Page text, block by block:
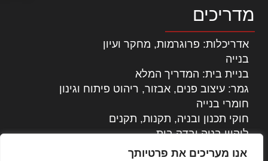
אנו מעריכים את פרטיותך
מדריכים
אדריכלות: פרוגרמות, מחקר ועיון
בנייה
בניית בית: המדריך המלא
גמר: עיצוב פנים, אבזור, ריהוט פיתוח וגינון
חומרי בנייה
חוקי תכנון ובניה, תקנות, תקנים
ליקויי בניה ובדק בית
נדל"ן: זכויות, אגרות ועסקאות